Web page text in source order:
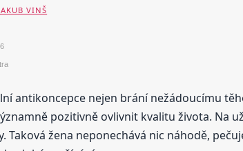
VINŠ
antikoncepce nejen brání nežádoucímu
pozitivně ovlivnit kvalitu života. Na
Taková žena neponechává nic náhodě,